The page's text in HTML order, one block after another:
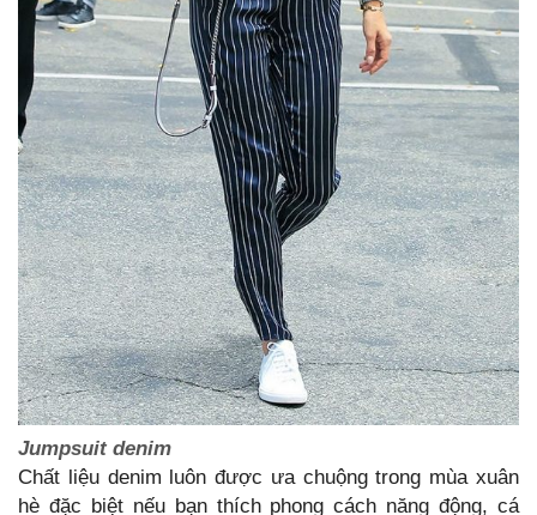
Jumpsuit denim
Chất liệu denim luôn được ưa chuộng trong mùa xuân
hè đặc biệt nếu bạn thích phong cách năng động, cá